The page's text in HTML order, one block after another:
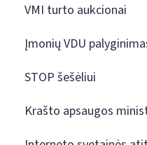
VMI turto aukcionai
Įmonių VDU
STOP šešėliui
Krašto apsaugos